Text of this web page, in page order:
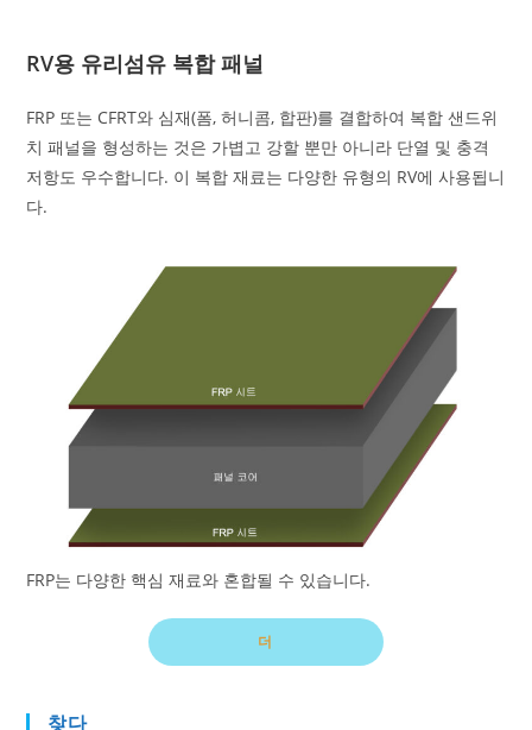
RV용 유리섬유 복합 패널
FRP 또는 CFRT와 심재(폼, 허니콤, 합판)를 결합하여 복합 샌드위
치 패널을 형성하는 것은 가볍고 강할 뿐만 아니라 단열 및 충격
저항도 우수합니다. 이 복합 재료는 다양한 유형의 RV에 사용됩니
다.
FRP는 다양한 핵심 재료와 혼합될 수 있습니다.
더
찾다